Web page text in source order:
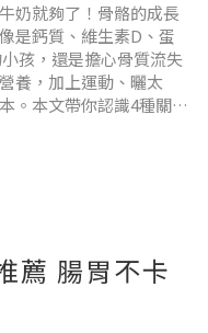
奶就夠了！骨骼的成長
是鈣質、維生素D、蛋
孩，還是擔心骨質流失
養，加上運動、曬太
。本文帶你認識4種關鍵
成長期營養的關聯青少
春期後，骨骼會快速增
薦 腸胃不卡